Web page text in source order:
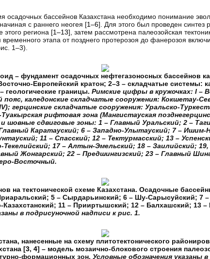
осадочных бассейнов Казахстана необходимо понимание
с раннего неогея [1–6]. Для этого был проведен синтез
этого региона [1–13], затем рассмотрена палеозойская
этапа от позднего протерозоя до фанерозоя
1–3).
– фундамент осадочных нефтегазоносных бассейнов
Европейский кратон; 2–3 – складчатые системы:
границы. Римские цифры в кружочках: I –
каледонские складчатые сооружения: Кокшетау-
герцинские складчатые сооружения: Уральско-
рифтовая зона (Мангистауская
сдвиговые зоны: 1 – Главный Уральский; 2 –
Каратауский; 6 – Западно-Улытауский; 7 –
11 – Спасский; 12 – Тектурмасский; 13 –
17 – Алтын-Эмельский; 18 – Заилийский;
Жонгарский; 22 – Предшингизский; 23 – Главный
Восточный.
на тектонической схеме Казахстана. Осадочные
5 – Сырдарьинский; 6 – Шу-Сарысуйский; 7
Казахстанский; 11 – Прииртышский; 12 – Балхашский; 13
в подрисуночной надписи к рис. 1.
нанесенные на схему плитотектонического
[3, 4] – модель мозаично-блокового строения
формационных зон. Условные обозначения указаны